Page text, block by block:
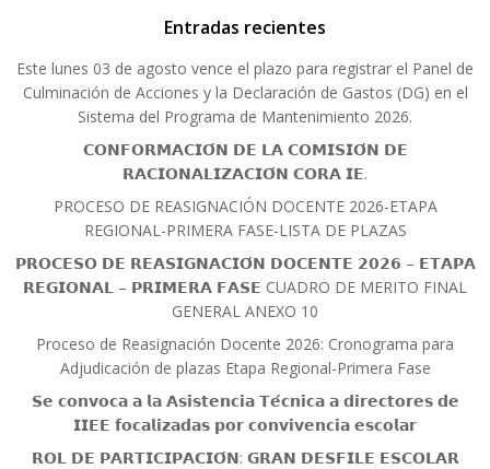
Entradas recientes
Este lunes 03 de agosto vence el plazo para registrar el Panel de
Culminación de Acciones y la Declaración de Gastos (DG) en el
Sistema del Programa de Mantenimiento 2026.
𝗖𝗢𝗡𝗙𝗢𝗥𝗠𝗔𝗖𝗜𝗢́𝗡 𝗗𝗘 𝗟𝗔 𝗖𝗢𝗠𝗜𝗦𝗜𝗢́𝗡 𝗗𝗘
𝗥𝗔𝗖𝗜𝗢𝗡𝗔𝗟𝗜𝗭𝗔𝗖𝗜𝗢́𝗡 𝗖𝗢𝗥𝗔 𝗜𝗘.
PROCESO DE REASIGNACIÓN DOCENTE 2026-ETAPA
REGIONAL-PRIMERA FASE-LISTA DE PLAZAS
𝗣𝗥𝗢𝗖𝗘𝗦𝗢 𝗗𝗘 𝗥𝗘𝗔𝗦𝗜𝗚𝗡𝗔𝗖𝗜𝗢́𝗡 𝗗𝗢𝗖𝗘𝗡𝗧𝗘 𝟮𝟬𝟮𝟲 – 𝗘𝗧𝗔𝗣𝗔
𝗥𝗘𝗚𝗜𝗢𝗡𝗔𝗟 – 𝗣𝗥𝗜𝗠𝗘𝗥𝗔 𝗙𝗔𝗦𝗘 CUADRO DE MERITO FINAL
GENERAL ANEXO 10
Proceso de Reasignación Docente 2026: Cronograma para
Adjudicación de plazas Etapa Regional-Primera Fase
𝗦𝗲 𝗰𝗼𝗻𝘃𝗼𝗰𝗮 𝗮 𝗹𝗮 𝗔𝘀𝗶𝘀𝘁𝗲𝗻𝗰𝗶𝗮 𝗧𝗲́𝗰𝗻𝗶𝗰𝗮 𝗮 𝗱𝗶𝗿𝗲𝗰𝘁𝗼𝗿𝗲𝘀 𝗱𝗲
𝗜𝗜𝗘𝗘 𝗳𝗼𝗰𝗮𝗹𝗶𝘇𝗮𝗱𝗮𝘀 𝗽𝗼𝗿 𝗰𝗼𝗻𝘃𝗶𝘃𝗲𝗻𝗰𝗶𝗮 𝗲𝘀𝗰𝗼𝗹𝗮𝗿
𝗥𝗢𝗟 𝗗𝗘 𝗣𝗔𝗥𝗧𝗜𝗖𝗜𝗣𝗔𝗖𝗜𝗢́𝗡: 𝗚𝗥𝗔𝗡 𝗗𝗘𝗦𝗙𝗜𝗟𝗘 𝗘𝗦𝗖𝗢𝗟𝗔𝗥